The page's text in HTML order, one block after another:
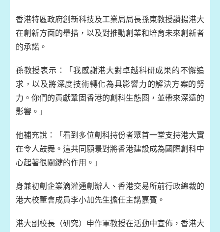
香港特區政府創新科技及工業局局長孫東教授讚揚港大
在創新方面的舉措，以及對推動創業和培育未來創新者
的承諾。
孫教授表示：「我感謝港大對卓越科研成果的不懈追
求，以及將深度技術轉化為具影響力的解決方案的努
力。你們的貢獻鞏固香港的創科生態圏，並帶來深遠的
影響。」
他補充說：「看到多位創科持份者聚首一堂支持港大實
在令人鼓舞。這共同願景對將香港建設成為國際創科中
心起著很關鍵的作用。」
身兼初創企業滴灌通創辦人、香港交易所前行政總裁的
港大校董會成員李小加先生擔任主講嘉賓。
港大副校長（研究）申作軍教授在活動中宣佈，香港大